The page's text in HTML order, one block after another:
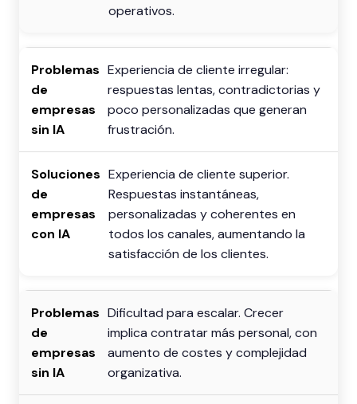
operativos.
Experiencia de cliente irregular:
respuestas lentas, contradictorias y
poco personalizadas que generan
frustración.
Experiencia de cliente superior.
Respuestas instantáneas,
personalizadas y coherentes en
todos los canales, aumentando la
satisfacción de los clientes.
Dificultad para escalar. Crecer
implica contratar más personal, con
aumento de costes y complejidad
organizativa.